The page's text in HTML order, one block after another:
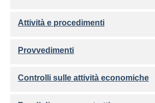
Attività e procedimenti
Provvedimenti
Controlli sulle attività economiche